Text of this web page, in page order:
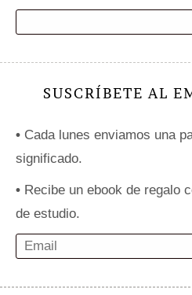
SUSCRÍBETE AL
• Cada lunes enviamos una
significado.
• Recibe un ebook de regalo
de estudio.